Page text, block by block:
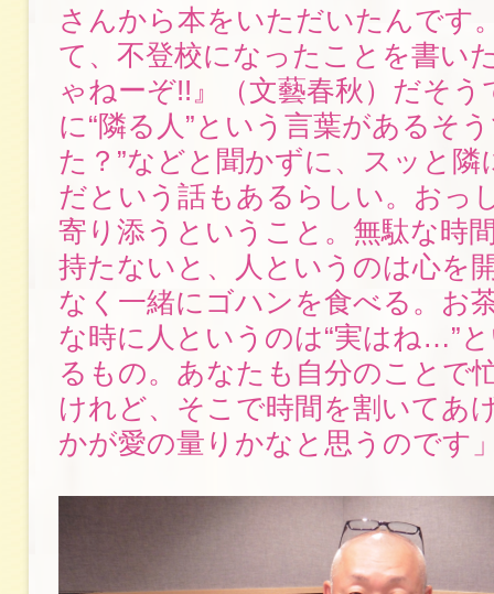
さんから本をいただいたんです
て、不登校になったことを書い
ゃねーぞ!!』（文藝春秋）だそう
に“隣る人”という言葉があるそ
た？”などと聞かずに、スッと隣
だという話もあるらしい。おっ
寄り添うということ。無駄な時
持たないと、人というのは心を
なく一緒にゴハンを食べる。お
な時に人というのは“実はね…”
るもの。あなたも自分のことで
けれど、そこで時間を割いてあ
かが愛の量りかなと思うのです